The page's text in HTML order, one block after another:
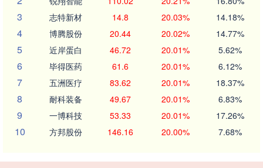
3 志特新材 14.8 20.03% 14.18%
4 博腾股份 20.44 20.02% 14.77%
5 近岸蛋白 46.72 20.01% 5.62%
6 毕得医药 61.6 20.01% 6.12%
7 五洲医疗 83.62 20.01% 18.37%
8 耐科装备 49.67 20.01% 6.83%
9 一博科技 53.33 20.01% 17.26%
10 方邦股份 146.16 20.00% 7.68%